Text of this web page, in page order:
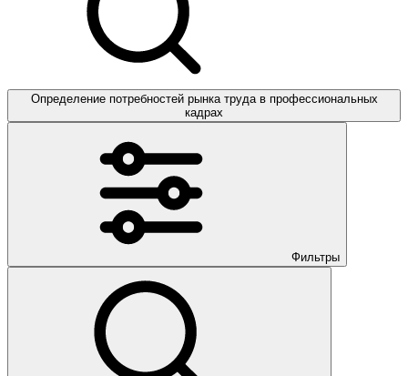
Определение потребностей рынка труда в профессиональных
кадрах
Фильтры